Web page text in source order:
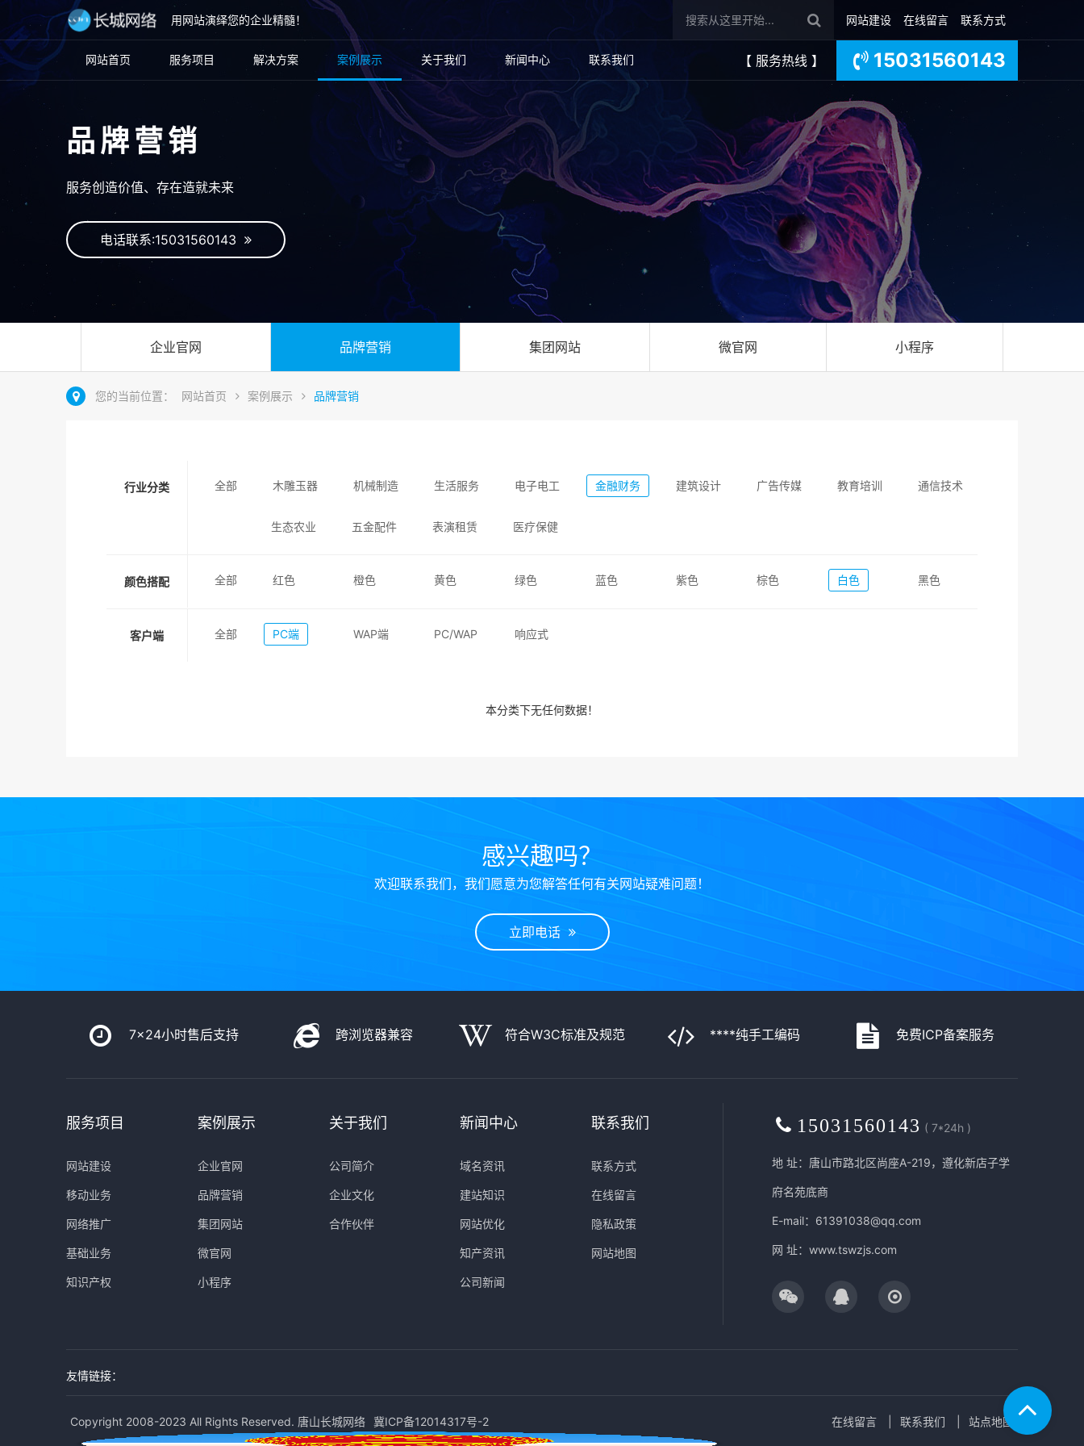
用网站演绎您的企业精髓！ 网站建设 在线留言 联系方式
网站首页 服务项目 解决方案 案例展示 关于我们 新闻中心 联系我们 【 服务热线 】 15031560143
品牌营销
服务创造价值、存在造就未来
电话联系:15031560143
企业官网 品牌营销 集团网站 微官网 小程序
您的当前位置： 网站首页 案例展示 品牌营销
行业分类 全部 木雕玉器 机械制造 生活服务 电子电工 金融财务 建筑设计 广告传媒 教育培训 通信技术
生态农业 五金配件 表演租赁 医疗保健
颜色搭配 全部 红色 橙色 黄色 绿色 蓝色 紫色 棕色 白色 黑色
客户端 全部 PC端 WAP端 PC/WAP 响应式
本分类下无任何数据！
感兴趣吗？
欢迎联系我们，我们愿意为您解答任何有关网站疑难问题！
立即电话
7x24小时售后支持 跨浏览器兼容 符合W3C标准及规范 ****纯手工编码 免费ICP备案服务
服务项目
网站建设
移动业务
网络推广
基础业务
知识产权
案例展示
企业官网
品牌营销
集团网站
微官网
小程序
关于我们
公司简介
企业文化
合作伙伴
新闻中心
域名资讯
建站知识
网站优化
知产资讯
公司新闻
联系我们
联系方式
在线留言
隐私政策
网站地图
15031560143 ( 7*24h )
地 址：唐山市路北区尚座A-219，遵化新店子学
府名苑底商
E-mail：61391038@qq.com
网 址：www.tswzjs.com
友情链接：
Copyright 2008-2023 All Rights Reserved. 唐山长城网络 冀ICP备12014317号-2 在线留言 联系我们 站点地图